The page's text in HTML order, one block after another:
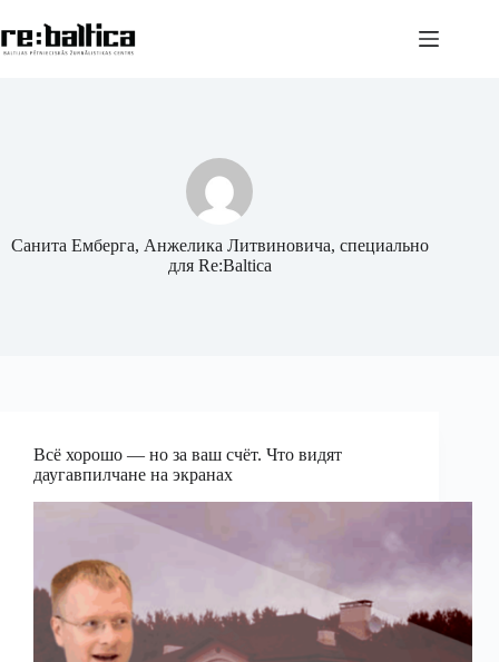
к
сути
Санита Емберга, Анжелика Литвиновича, специально
для Re:Baltica
Всё хорошо — но за ваш счёт. Что видят
даугавпилчане на экранах